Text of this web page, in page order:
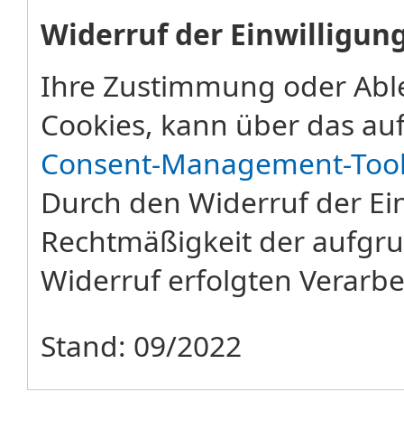
Widerruf der
Ihre Zustimmung oder
Cookies, kann über das
Consent-Management-
Durch den Widerruf der
Rechtmäßigkeit der
Widerruf erfolgten
Stand: 09/2022